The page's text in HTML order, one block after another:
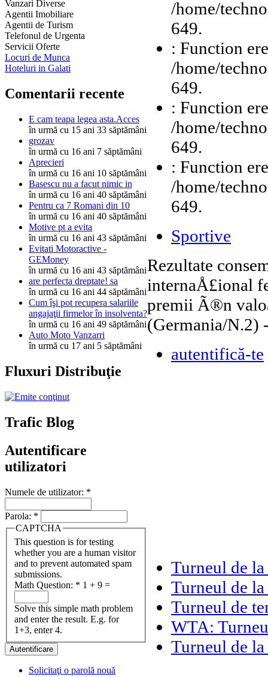
Vanzari Diverse
Agentii Imobiliare
Agentii de Turism
Telefonul de Urgenta
Servicii Oferte
Locuri de Munca
Hoteluri in Galati
Comentarii recente
E cam teapa legea asta.Acces
în urmă cu 15 ani 33 săptămâni
grozav
în urmă cu 16 ani 7 săptămâni
Aprecieri
în urmă cu 16 ani 10 săptămâni
Basescu nu a facut nimic in
în urmă cu 16 ani 40 săptămâni
Pentru ca 7 Romani din 10
în urmă cu 16 ani 40 săptămâni
Motive pt a evita
în urmă cu 16 ani 43 săptămâni
Evitati Motoractive -
GEMoney
în urmă cu 16 ani 43 săptămâni
are perfecta dreptate! sa
în urmă cu 16 ani 44 săptămâni
Cum îşi pot recupera salariile
angajaţii firmelor în insolventa?
în urmă cu 16 ani 49 săptămâni
Auto Moto Vanzarri
în urmă cu 17 ani 5 săptămâni
Fluxuri Distribuţie
Trafic Blog
Autentificare
utilizatori
Numele de utilizator: *
Parola: *
CAPTCHA
This question is for testing
whether you are a human visitor
and to prevent automated spam
submissions.
Math Question: * 1 + 9 =
Solve this simple math problem
and enter the result. E.g. for
1+3, enter 4.
Solicitaţi o parolă nouă
/home/
649.
: Function
/home/
649.
: Function
/home/
649.
: Function
/home/
649.
Sportive
Rezultate
internaÅ£ional
premii Ã®n
(Germania/N.2)
autentifică-te
Turneul de la
Turneul de
Turneul de
WTA:
Turneul de